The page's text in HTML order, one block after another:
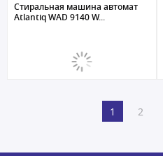
Стиральная машина автомат
Atlantiq WAD 9140 W...
1 2